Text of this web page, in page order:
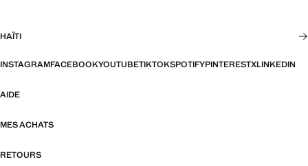
HAÏTI
INSTAGRAMFACEBOOKYOUTUBETIKTOKSPOTIFYPINTERESTXLINKEDIN
AIDE
MES ACHATS
RETOURS